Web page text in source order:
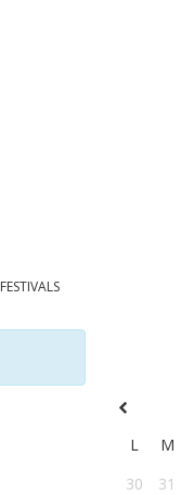
FESTIVALS
L M
30
31